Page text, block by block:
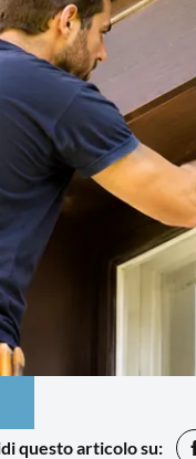
questo articolo su: